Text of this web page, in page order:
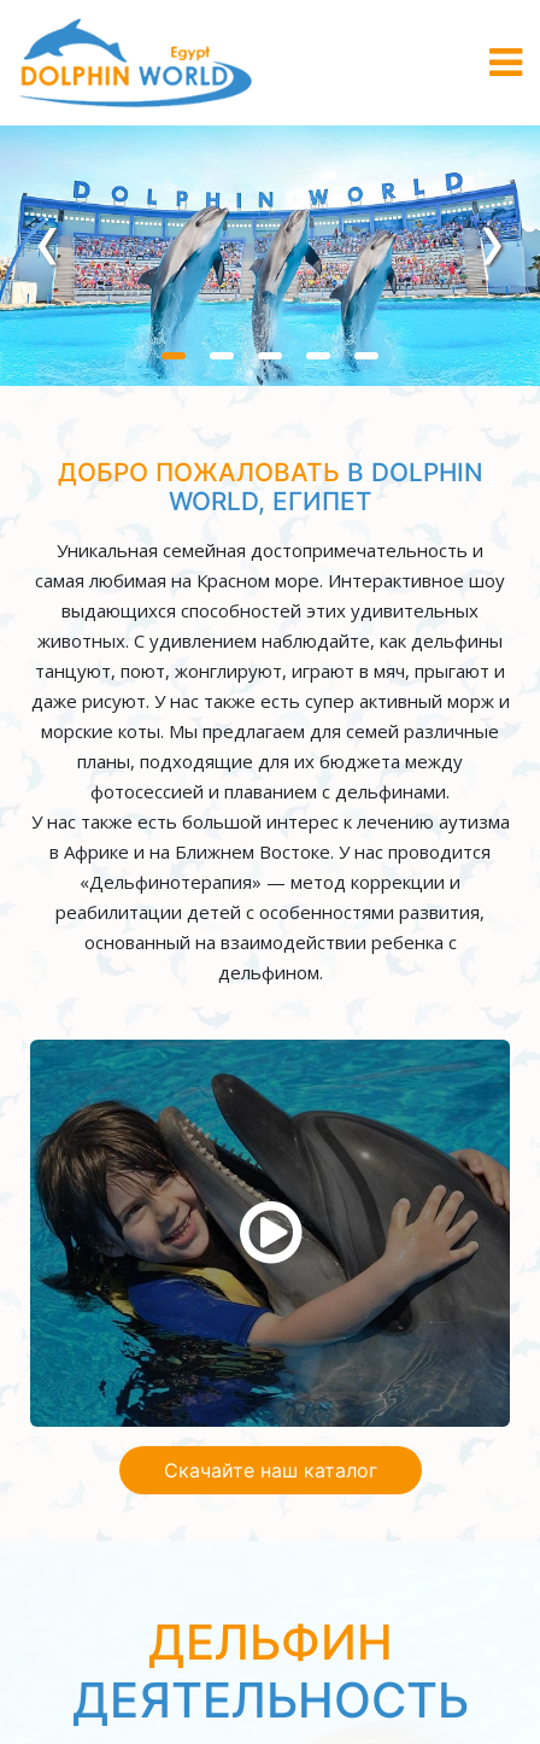
‹ ›
ДОБРО ПОЖАЛОВАТЬ В DOLPHIN
WORLD, ЕГИПЕТ
Уникальная семейная достопримечательность и
самая любимая на Красном море. Интерактивное шоу
выдающихся способностей этих удивительных
животных. С удивлением наблюдайте, как дельфины
танцуют, поют, жонглируют, играют в мяч, прыгают и
даже рисуют. У нас также есть супер активный морж и
морские коты. Мы предлагаем для семей различные
планы, подходящие для их бюджета между
фотосессией и плаванием с дельфинами.
У нас также есть большой интерес к лечению аутизма
в Африке и на Ближнем Востоке. У нас проводится
«Дельфинотерапия» — метод коррекции и
реабилитации детей с особенностями развития,
основанный на взаимодействии ребенка с
дельфином.
Скачайте наш каталог
ДЕЛЬФИН
ДЕЯТЕЛЬНОСТЬ